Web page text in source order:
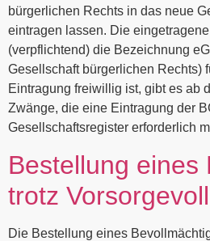
bürgerlichen Rechts in das neue
eintragen lassen. Die
(verpflichtend) die Bezeichnung
Gesellschaft bürgerlichen Rechts)
Eintragung freiwillig ist, gibt es ab
Zwänge, die eine Eintragung der
Gesellschaftsregister erforderlich
Bestellung eines
trotz
Die Bestellung eines